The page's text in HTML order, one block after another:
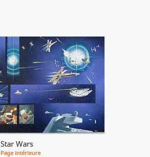
Star Wars
Page intérieure